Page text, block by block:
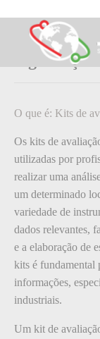
para
conteúdoO que é:
segurança
O que é: Kits de
Os kits de
utilizadas por
realizar uma
um determinado
variedade de
dados relevantes,
e a elaboração de
kits é fundamental
informações,
industriais.
Um kit de